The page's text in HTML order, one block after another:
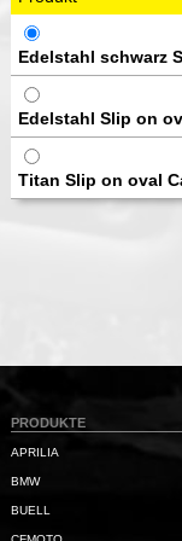
Edelstahl schwarz
Edelstahl Slip on
Titan Slip on oval
PRODUKTE
APRILIA
BMW
BUELL